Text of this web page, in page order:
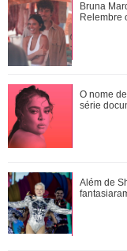
Bruna
Relembre
Confira
Ariana
pausar a
Bruna
Relembre
O nome
série
Além de